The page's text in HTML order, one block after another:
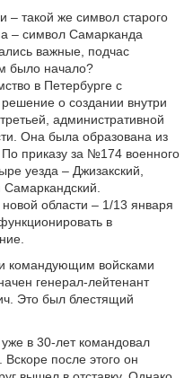
такой же символ старого
– символ Самарканда
важные, подчас
было начало?
в Петербурге с
о создании внутри
административной
Она была образована из
приказу за №174 военного
уезда – Джизакский,
Самаркандский.
области – 1/13 января
в
командующим войсками
генерал-лейтенант
Это был блестящий
в 30-лет командовал
после этого он